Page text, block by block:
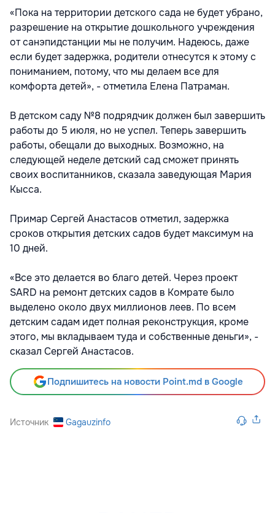
«Пока на территории детского сада не будет убрано,
разрешение на открытие дошкольного учреждения
от санэпидстанции мы не получим. Надеюсь, даже
если будет задержка, родители отнесутся к этому с
пониманием, потому, что мы делаем все для
комфорта детей», - отметила Елена Патраман.
В детском саду №8 подрядчик должен был завершить
работы до 5 июля, но не успел. Теперь завершить
работы, обещали до выходных. Возможно, на
следующей неделе детский сад сможет принять
своих воспитанников, сказала заведующая Мария
Кысса.
Примар Сергей Анастасов отметил, задержка
сроков открытия детских садов будет максимум на
10 дней.
«Все это делается во благо детей. Через проект
SARD на ремонт детских садов в Комрате было
выделено около двух миллионов леев. По всем
детским садам идет полная реконструкция, кроме
этого, мы вкладываем туда и собственные деньги», -
сказал Сергей Анастасов.
Подпишитесь на новости Point.md в Google
Источник Gagauzinfo